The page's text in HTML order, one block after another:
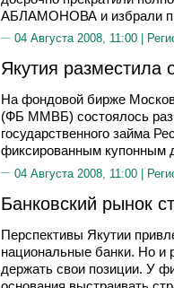
АБЛАМОНОВА и избрали
04 Августа 2008, 11:00 |
Якутия разместила
На фондовой бирже
(ФБ ММВБ) состоялось
государственного займа
фиксированным купонным
04 Августа 2008, 11:00 |
Банковский рынок
Перспективы Якутии
национальные банки. Но и
держать свои позиции. У